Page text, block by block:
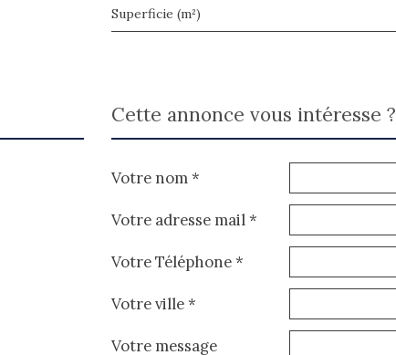
Superficie (m²)
cette annonce vous intéresse ?
Votre nom *
Votre adresse mail *
Votre Téléphone *
Votre ville *
Votre message